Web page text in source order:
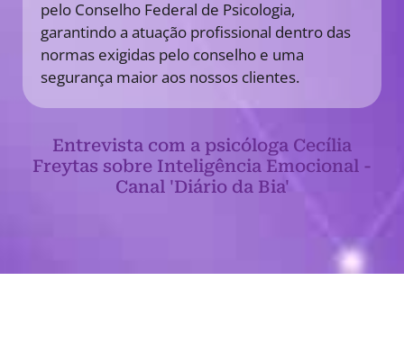
pelo Conselho Federal de Psicologia,
garantindo a atuação profissional dentro das
normas exigidas pelo conselho e uma
segurança maior aos nossos clientes.
Entrevista com a psicóloga Cecília
Freytas sobre Inteligência Emocional -
Canal 'Diário da Bia'